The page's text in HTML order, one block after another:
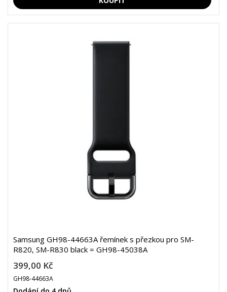
Samsung GH98-44663A řemínek s přezkou pro SM-
R820, SM-R830 black = GH98-45038A
399,00 Kč
GH98-44663A